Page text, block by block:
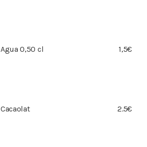
Agua 0,50 cl 1,5€
Cacaolat 2.5€